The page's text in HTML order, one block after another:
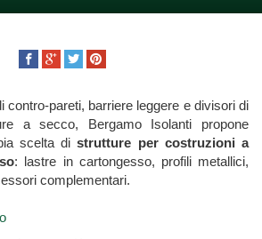
contro-pareti, barriere leggere e divisori di
a secco, Bergamo Isolanti propone
scelta distrutture per costruzioni a
: lastre in cartongesso, profili metallici,
complementari.